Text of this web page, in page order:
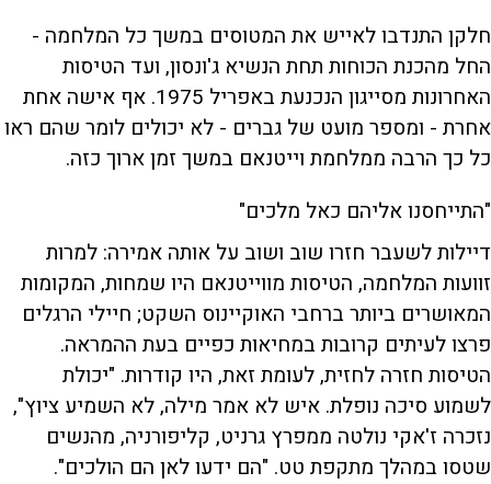
חלקן התנדבו לאייש את המטוסים במשך כל המלחמה -
החל מהכנת הכוחות תחת הנשיא ג'ונסון, ועד הטיסות
האחרונות מסייגון הנכנעת באפריל 1975. אף אישה אחת
אחרת - ומספר מועט של גברים - לא יכולים לומר שהם ראו
כל כך הרבה ממלחמת וייטנאם במשך זמן ארוך כזה.
"התייחסנו אליהם כאל מלכים"
דיילות לשעבר חזרו שוב ושוב על אותה אמירה: למרות
זוועות המלחמה, הטיסות מווייטנאם היו שמחות, המקומות
המאושרים ביותר ברחבי האוקיינוס ​​השקט; חיילי הרגלים
פרצו לעיתים קרובות במחיאות כפיים בעת ההמראה.
הטיסות חזרה לחזית, לעומת זאת, היו קודרות. "יכולת
לשמוע סיכה נופלת. איש לא אמר מילה, לא השמיע ציוץ",
נזכרה ז'אקי נולטה ממפרץ גרניט, קליפורניה, מהנשים
שטסו במהלך מתקפת טט. "הם ידעו לאן הם הולכים".